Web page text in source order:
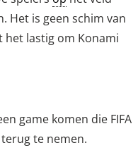
Het is geen schim van
het lastig om Konami
game komen die FIFA
te nemen.